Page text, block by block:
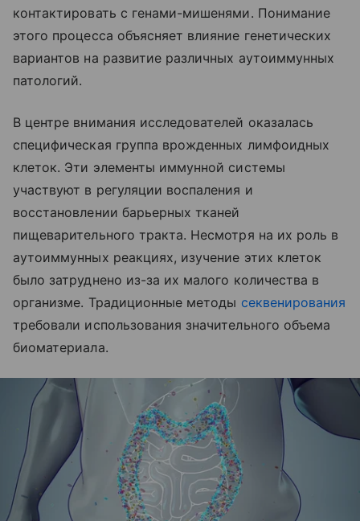
контактировать с генами-мишенями. Понимание
этого процесса объясняет влияние генетических
вариантов на развитие различных аутоиммунных
патологий.
В центре внимания исследователей оказалась
специфическая группа врожденных лимфоидных
клеток. Эти элементы иммунной системы
участвуют в регуляции воспаления и
восстановлении барьерных тканей
пищеварительного тракта. Несмотря на их роль в
аутоиммунных реакциях, изучение этих клеток
было затруднено из-за их малого количества в
организме. Традиционные методы секвенирования
требовали использования значительного объема
биоматериала.